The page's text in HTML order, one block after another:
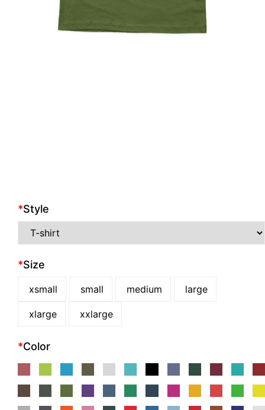
*Style
*Size
xsmall small medium large
xlarge xxlarge
*Color